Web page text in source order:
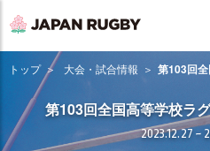
トップ 大会・試合情報 第103回全
第103回全国高等学校ラ
2023.12.27 ~